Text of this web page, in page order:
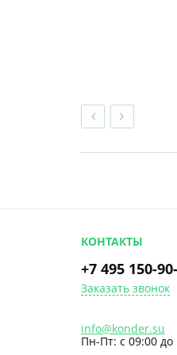
КОНТАКТЫ
+7 495 150-
Заказать звонок
info@konder.su
Пн-Пт: с 09:00 до